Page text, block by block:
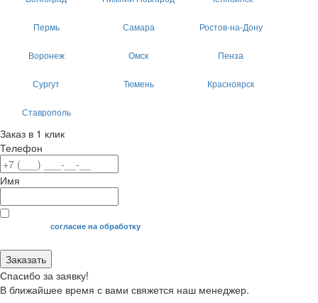
Пермь Самара Ростов-на-Дону
Воронеж Омск Пенза
Сургут Тюмень Красноярск
Ставрополь
Заказ в 1 клик
Телефон
Имя
Я даю своесогласие на обработку
Заказать
Спасибо за заявку!
В ближайшее время с вами свяжется наш менеджер.